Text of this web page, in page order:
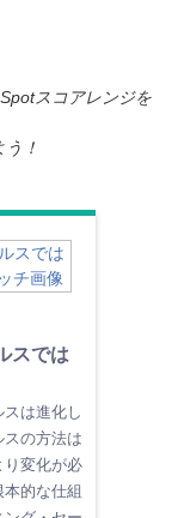
スコアレンジを
！
スでは
は進化し
の方法は
り変化が必
的な仕組